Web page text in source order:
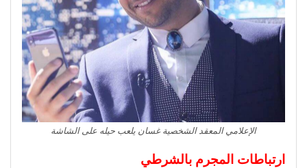
الإعلامي المعقد الشخصية غسان يلعب حيله على الشاشة
ارتباطات المجرم بالشرطي